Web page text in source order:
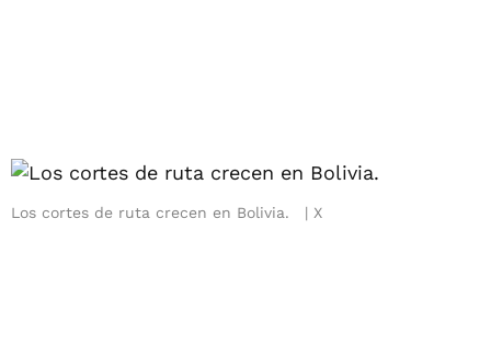
Los cortes de ruta crecen en Bolivia. X